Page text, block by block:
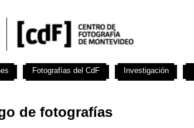
de fotografías
Fotografías del CdF Investigación